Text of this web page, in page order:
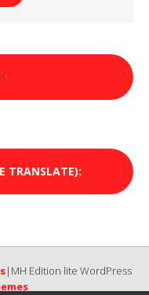
TRANSLATE):
|MH Edition lite WordPress